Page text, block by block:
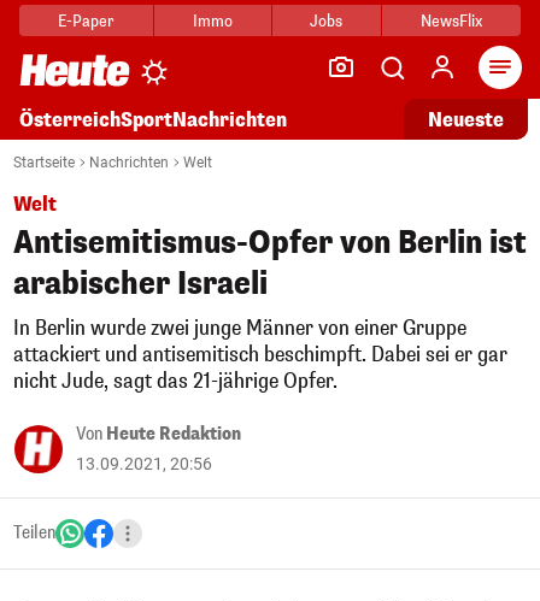
E-Paper Immo Jobs NewsFlix
ÖsterreichSportNachrichten Neueste
Startseite Nachrichten Welt
Welt
Antisemitismus-Opfer von Berlin ist
arabischer Israeli
In Berlin wurde zwei junge Männer von einer Gruppe
attackiert und antisemitisch beschimpft. Dabei sei er gar
nicht Jude, sagt das 21-jährige Opfer.
Von Heute Redaktion
13.09.2021, 20:56
Teilen